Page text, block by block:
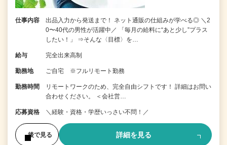
仕事内容
出品入力から発送まで！ ネット通販の仕組みが学べる◎ ＼2
0〜40代の男性が活躍中／ 「毎月の給料に“あと少し”プラス
したい！」 ⇒そんな〈目標〉を…
給与 完全出来高制
勤務地 ご自宅 ※フルリモート勤務
勤務時間
リモートワークのため、完全自由シフトです！ 詳細はお問い
合わせください。 ＜会社営…
応募資格 ＼経験・資格・学歴いっさい不問！／
後で見る 詳細を見る